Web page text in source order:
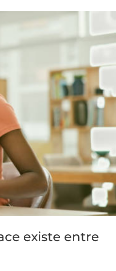
existe entre